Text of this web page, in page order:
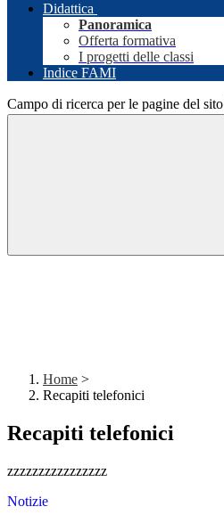
Didattica
Panoramica
Offerta formativa
I progetti delle classi
Indice FAMI
Campo di ricerca per le pagine del sito
Home >
Recapiti telefonici
Recapiti telefonici
zzzzzzzzzzzzzzzz
Notizie